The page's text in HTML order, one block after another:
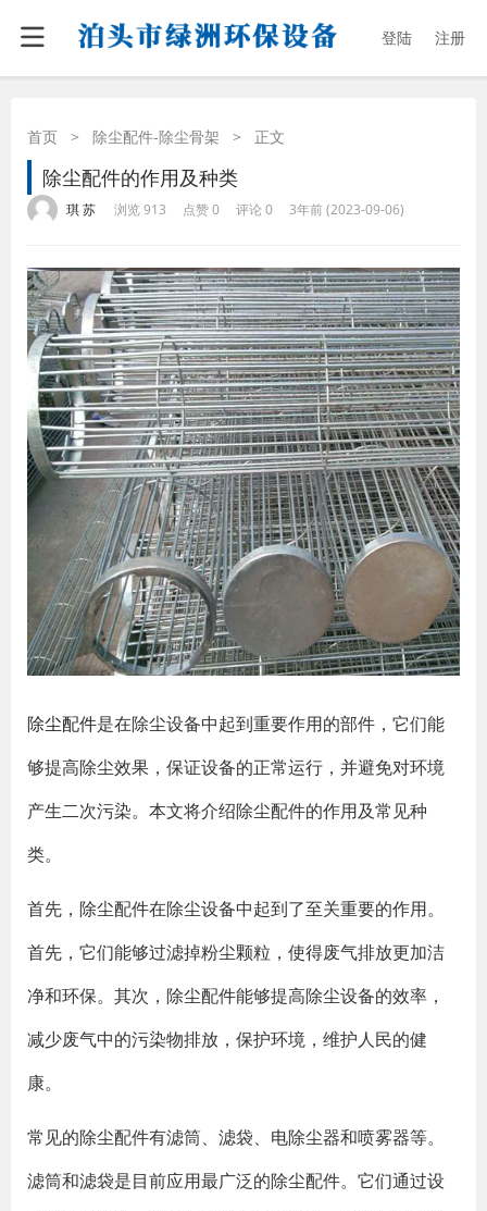
登陆 注册
首页 > 除尘配件-除尘骨架 > 正文
除尘配件的作用及种类
琪 苏 浏览 913 点赞 0 评论 0 3年前 (2023-09-06)
除尘配件是在除尘设备中起到重要作用的部件，它们能
够提高除尘效果，保证设备的正常运行，并避免对环境
产生二次污染。本文将介绍除尘配件的作用及常见种
类。
首先，除尘配件在除尘设备中起到了至关重要的作用。
首先，它们能够过滤掉粉尘颗粒，使得废气排放更加洁
净和环保。其次，除尘配件能够提高除尘设备的效率，
减少废气中的污染物排放，保护环境，维护人民的健
康。
常见的除尘配件有滤筒、滤袋、电除尘器和喷雾器等。
滤筒和滤袋是目前应用最广泛的除尘配件。它们通过设